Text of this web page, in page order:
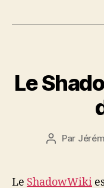
Le
Auteur
Par
Le ShadowWiki